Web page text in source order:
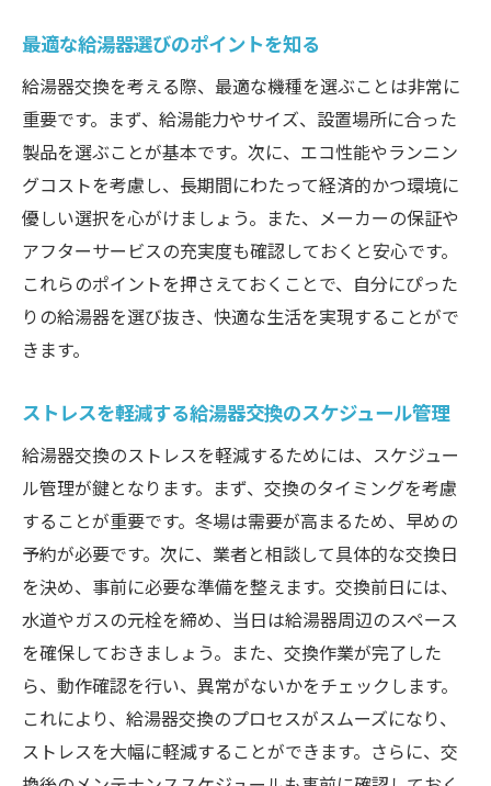
換
故障のサインを見逃さないためのポイント
効率的な交換の流れと必要な期間
給湯器交換にかかる費用の目安
エキスパートが推奨する交換のベストシー
ズン
無駄を省いたスマートな交換方法
エキスパートによる給湯器交換の最新情報と効
率的な取り組み方
エネルギー効率の高い給湯器の選び方
交換に役立つ最新ツールとテクノロジー
環境に優しい給湯器の選択ポイント
エキスパートが教える最新の交換トレンド
効率的な交換を実現するための新しい取り
組み
給湯器交換で失敗しないためのエキスパートか
らのアドバイス
失敗しないための事前準備とポイント
信頼できる業者の選び方
最適な給湯器選びのポイントを知る
給湯器交換を考える際、最適な機種を選ぶことは非常に
重要です。まず、給湯能力やサイズ、設置場所に合った
製品を選ぶことが基本です。次に、エコ性能やランニン
グコストを考慮し、長期間にわたって経済的かつ環境に
優しい選択を心がけましょう。また、メーカーの保証や
アフターサービスの充実度も確認しておくと安心です。
これらのポイントを押さえておくことで、自分にぴった
りの給湯器を選び抜き、快適な生活を実現することがで
きます。
ストレスを軽減する給湯器交換のスケジュール管理
給湯器交換のストレスを軽減するためには、スケジュー
ル管理が鍵となります。まず、交換のタイミングを考慮
することが重要です。冬場は需要が高まるため、早めの
予約が必要です。次に、業者と相談して具体的な交換日
を決め、事前に必要な準備を整えます。交換前日には、
水道やガスの元栓を締め、当日は給湯器周辺のスペース
を確保しておきましょう。また、交換作業が完了した
ら、動作確認を行い、異常がないかをチェックします。
これにより、給湯器交換のプロセスがスムーズになり、
ストレスを大幅に軽減することができます。さらに、交